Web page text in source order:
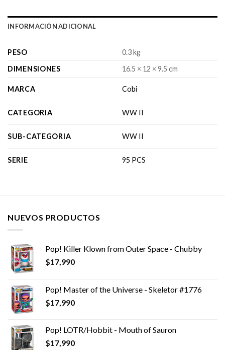
INFORMACIÓN ADICIONAL
PESO
0.3 kg
DIMENSIONES
16.5 × 12 × 9.5 cm
MARCA Cobi
CATEGORIA WW II
SUB-CATEGORIA WW II
SERIE 95 PCS
NUEVOS PRODUCTOS
Pop! Killer Klown from Outer Space - Chubby
$17,990
Pop! Master of the Universe - Skeletor #1776
$17,990
Pop! LOTR/Hobbit - Mouth of Sauron
$17,990